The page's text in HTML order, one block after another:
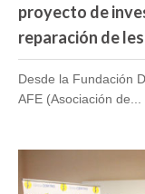
proyecto de
reparación de
Desde la Fundación
AFE (Asociación de...